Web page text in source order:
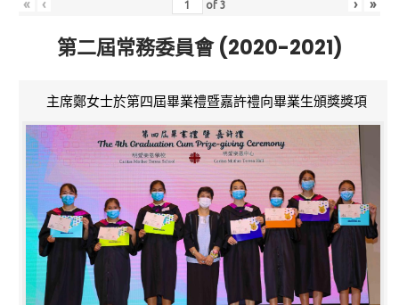
« ‹ of3 › »
第二屆常務委員會 (2020-2021)
主席鄭女士於第四屆畢業禮暨嘉許禮向畢業生頒獎獎項